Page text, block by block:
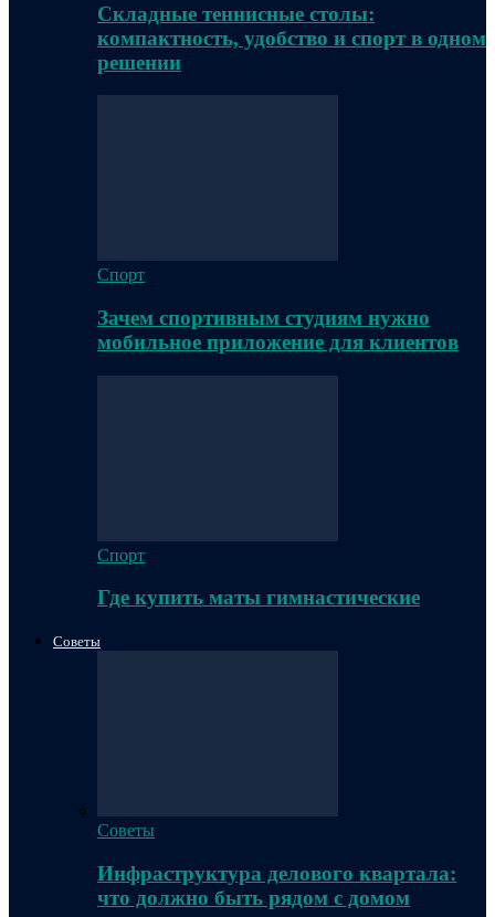
Складные теннисные столы:
компактность, удобство и спорт в одном
решении
Спорт
Зачем спортивным студиям нужно
мобильное приложение для клиентов
Спорт
Где купить маты гимнастические
Советы
Советы
Инфраструктура делового квартала:
что должно быть рядом с домом